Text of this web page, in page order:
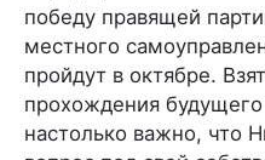
победу правящей
местного
пройдут в октябре.
прохождения
настолько важно, что